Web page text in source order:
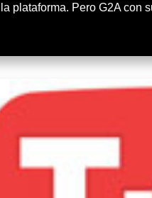
plataforma. Pero G2A con